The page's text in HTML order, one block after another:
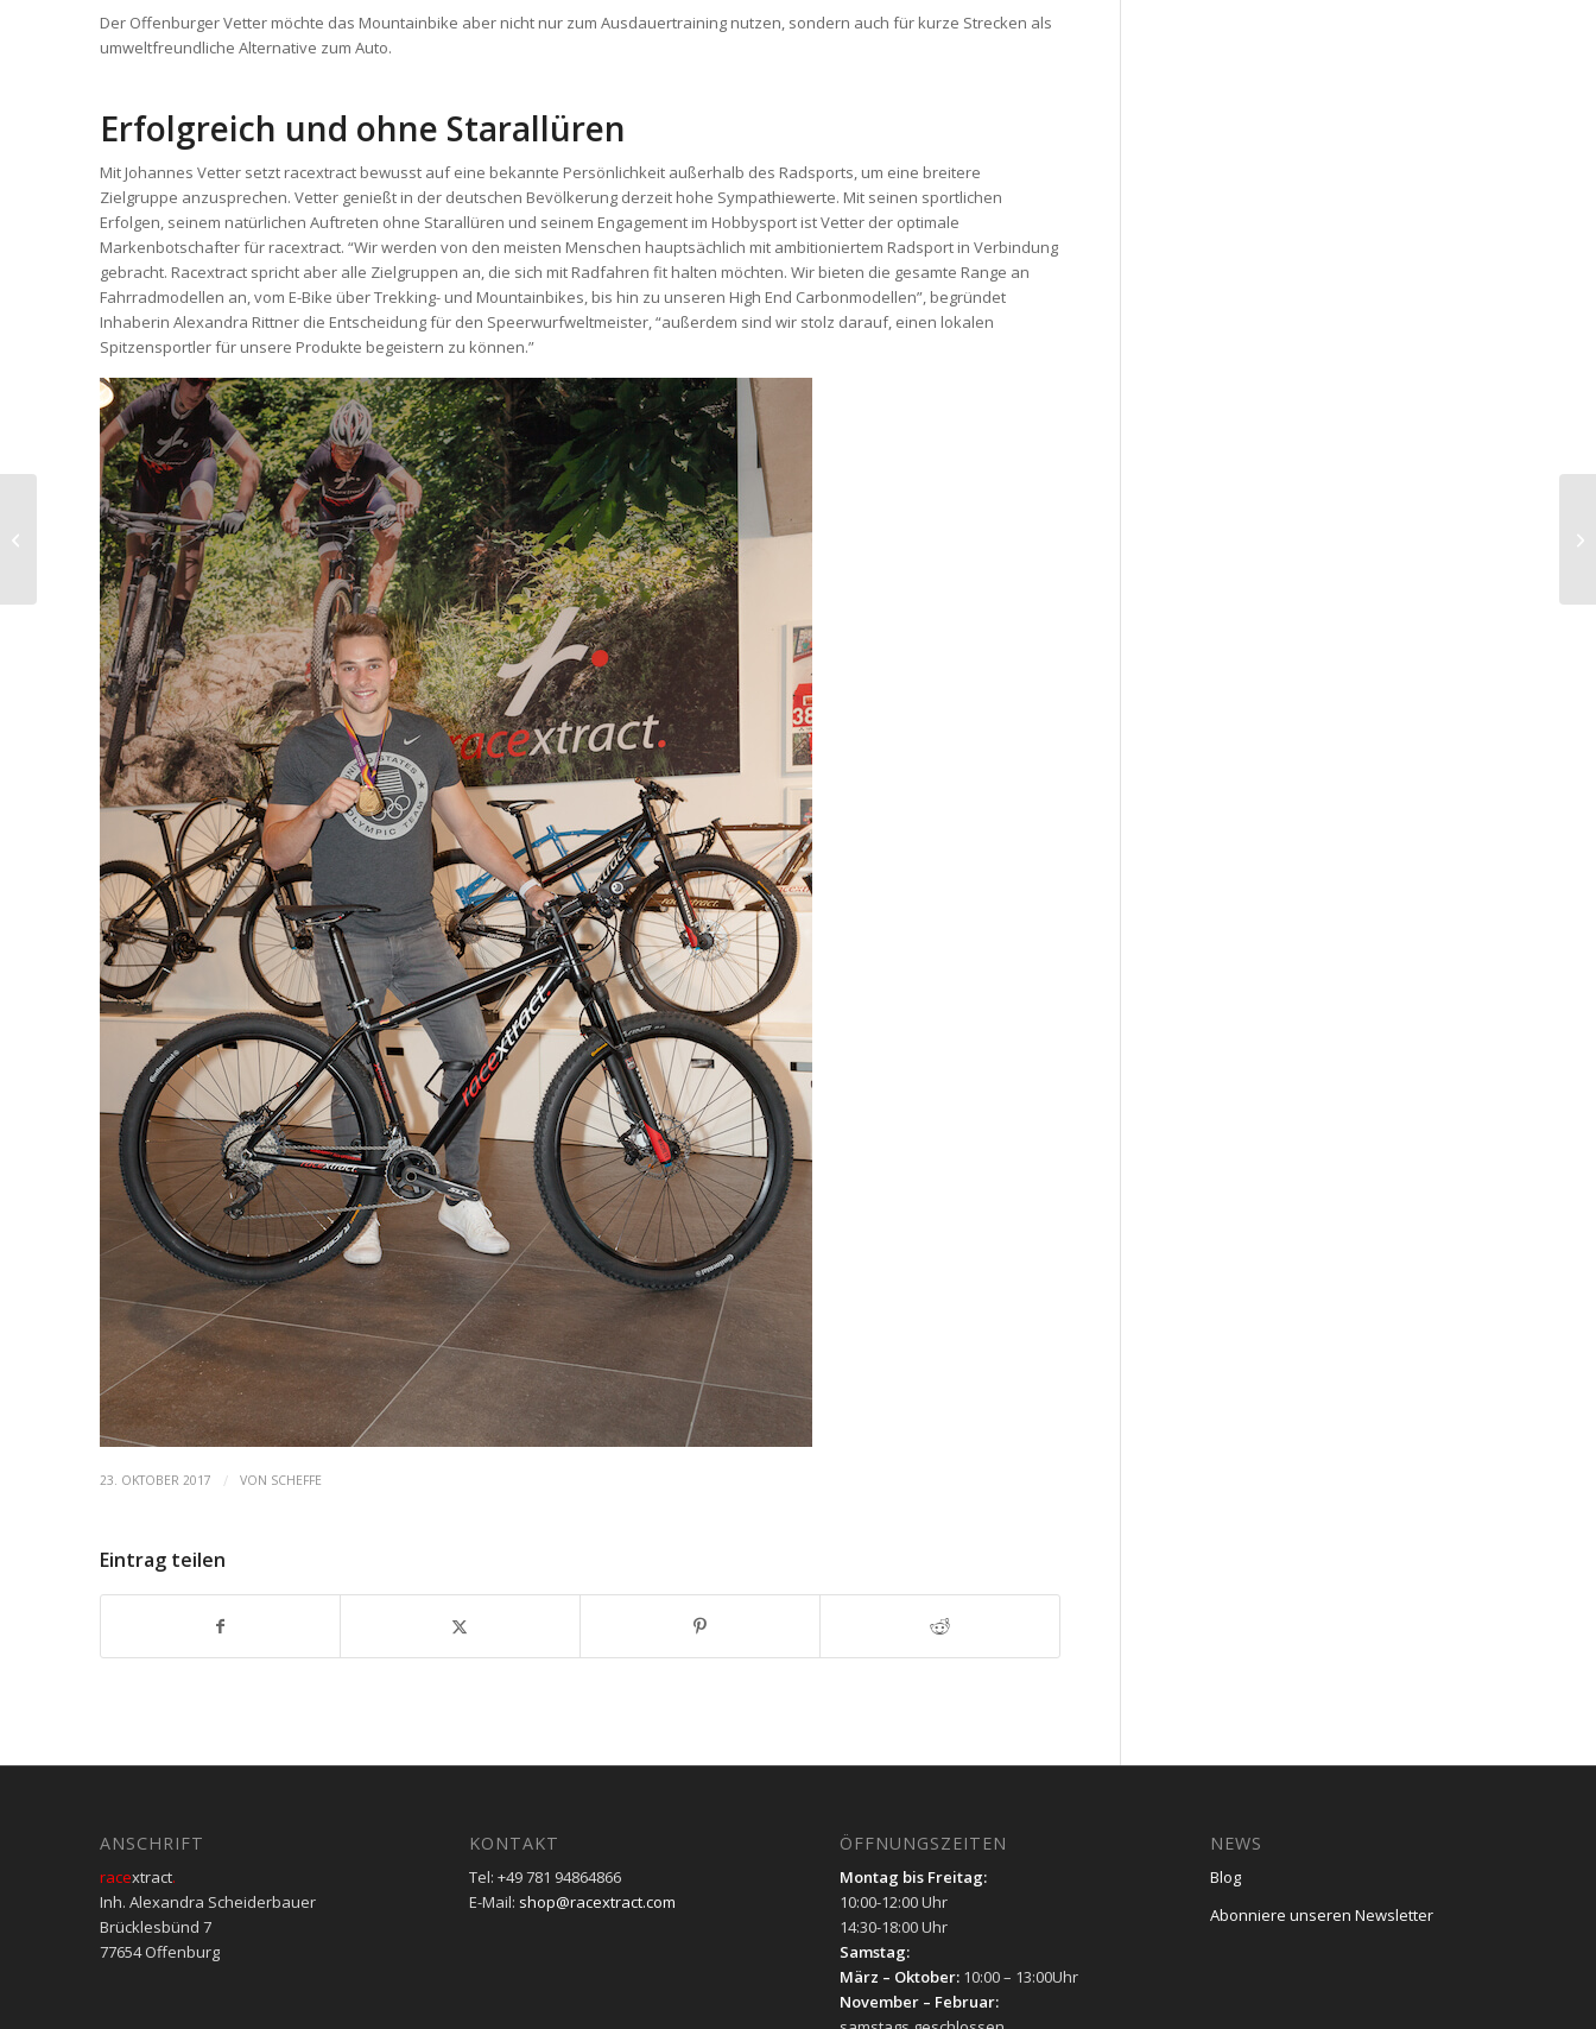
Der Offenburger Vetter möchte das Mountainbike aber nicht nur zum Ausdauertraining nutzen, sondern auch für kurze Strecken als
umweltfreundliche Alternative zum Auto.
Erfolgreich und ohne Starallüren
Mit Johannes Vetter setzt racextract bewusst auf eine bekannte Persönlichkeit außerhalb des Radsports, um eine breitere
Zielgruppe anzusprechen. Vetter genießt in der deutschen Bevölkerung derzeit hohe Sympathiewerte. Mit seinen sportlichen
Erfolgen, seinem natürlichen Auftreten ohne Starallüren und seinem Engagement im Hobbysport ist Vetter der optimale
Markenbotschafter für racextract. “Wir werden von den meisten Menschen hauptsächlich mit ambitioniertem Radsport in Verbindung
gebracht. Racextract spricht aber alle Zielgruppen an, die sich mit Radfahren fit halten möchten. Wir bieten die gesamte Range an
Fahrradmodellen an, vom E-Bike über Trekking- und Mountainbikes, bis hin zu unseren High End Carbonmodellen”, begründet
Inhaberin Alexandra Rittner die Entscheidung für den Speerwurfweltmeister, “außerdem sind wir stolz darauf, einen lokalen
Spitzensportler für unsere Produkte begeistern zu können.”
23. OKTOBER 2017 / VON SCHEFFE
Eintrag teilen
ANSCHRIFT
racextract.
Inh. Alexandra Scheiderbauer
Brücklesbünd 7
77654 Offenburg
KONTAKT
Tel: +49 781 94864866
E-Mail: shop@racextract.com
ÖFFNUNGSZEITEN
Montag bis Freitag:
10:00-12:00 Uhr
14:30-18:00 Uhr
Samstag:
März – Oktober: 10:00 – 13:00Uhr
November – Februar:
NEWS
Blog
Abonniere unseren Newsletter
Ligurien? Piemont?
Egal! Hauptsache